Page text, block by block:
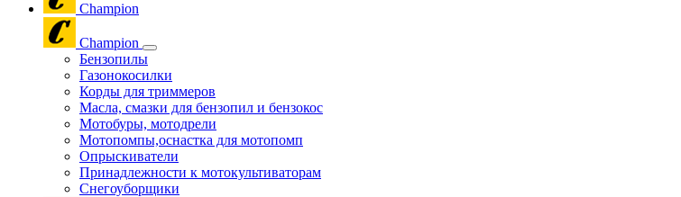
Champion
Champion
Бензопилы
Газонокосилки
Корды для триммеров
Масла, смазки для бензопил и бензокос
Мотобуры, мотодрели
Мотопомпы,оснастка для мотопомп
Опрыскиватели
Принадлежности к мотокультиваторам
Снегоуборщики